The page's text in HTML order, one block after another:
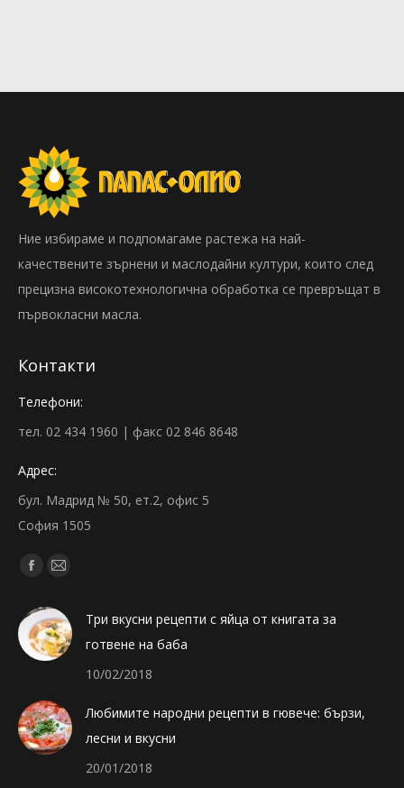
Ние избираме и подпомагаме растежа на най-
качествените зърнени и маслодайни култури, които след
прецизна високотехнологична обработка се превръщат в
първокласни масла.
Контакти
Телефони:
тел. 02 434 1960 | факс 02 846 8648
Адрес:
бул. Мадрид № 50, ет.2, офис 5
София 1505
Find us on:
Facebook
opens
in
Mail
opens
in
Три вкусни рецепти с яйца от книгата за
готвене на баба
10/02/2018
Любимите народни рецепти в гювече: бързи,
лесни и вкусни
20/01/2018